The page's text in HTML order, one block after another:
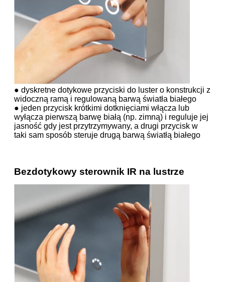
● dyskretne dotykowe przyciski do luster o konstrukcji z
widoczną ramą i regulowaną barwą światła białego
● jeden przycisk krótkimi dotknięciami włącza lub
wyłącza pierwszą barwę białą (np. zimną) i reguluje jej
jasność gdy jest przytrzymywany, a drugi przycisk w
taki sam sposób steruje drugą barwą światłą białego
Bezdotykowy sterownik IR na lustrze